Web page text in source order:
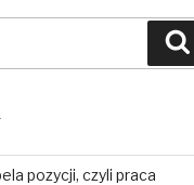
pozycji, czyli praca